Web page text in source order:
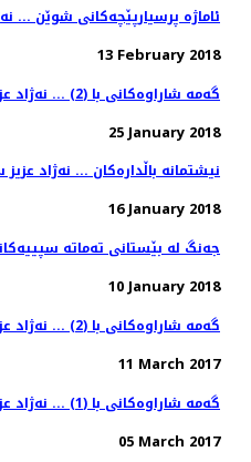
13 February 2018
گه‌مه‌ شاراوه‌كانی با (2) ... نه‌ژاد عزیز سورمی
25 January 2018
نیشتمانه‌ باڵداره‌كان ... نه‌ژاد
16 January 2018
جه‌نگ له‌ بێستانی ته‌ماته‌
10 January 2018
گه‌مه‌ شاراوه‌كانی با (2) ... نه‌ژاد عزیز سورمی
11 March 2017
گه‌مه‌ شاراوه‌كانی با (1) ... نه‌ژاد عزیز سورمی
05 March 2017